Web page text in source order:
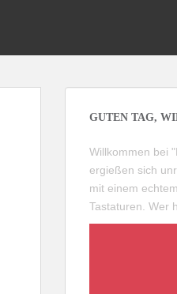
GUTEN TAG,
Willkommen bei
ergießen sich
mit einem
Tastaturen. Wer